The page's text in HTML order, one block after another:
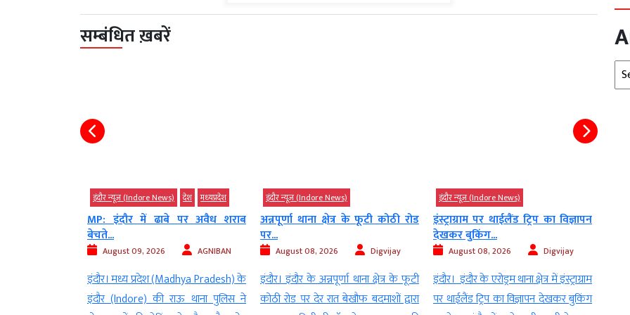
सम्बंधित ख़बरें
इंदौर न्यूज़ (Indore News) देश मध्‍यप्रदेश
MP: इंदौर में ढाबे पर अवैध शराब
August 09, 2026 AGNIBAN
इंदौर। मध्य प्रदेश (Madhya Pradesh) के
इंदौर (Indore) की राऊ थाना पुलिस ने
इंदौर न्यूज़ (Indore News)
अन्नपूर्णा थाना क्षेत्र के फूटी कोठी रोड
August 08, 2026 Digvijay
इंदौर। इंदौर के अन्नपूर्णा थाना क्षेत्र के फूटी
कोठी रोड पर देर रात बेखौफ बदमाशों द्वारा
इंदौर न्यूज़ (Indore News)
इंस्ट्राग्राम पर थाईलैंड ट्रिप का विज्ञापन
August 08, 2026 Digvijay
इंदौर। इंदौर के एरोड्रम थाना क्षेत्र में इंस्ट्राग्राम
पर थाईलैंड ट्रिप का विज्ञापन देखकर बुकिंग
IIT Indore का कमाल,
August 08,
अमेरिका-जापान समेत 60 से